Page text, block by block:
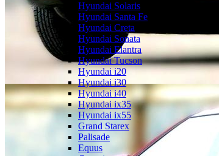
Hyundai Solaris
Hyundai Santa Fe
Hyundai Creta
Hyundai Sonata
Hyundai Elantra
Hyundai Tucson
Hyundai i20
Hyundai i30
Hyundai i40
Hyundai ix35
Hyundai ix55
Grand Starex
Palisade
Equus